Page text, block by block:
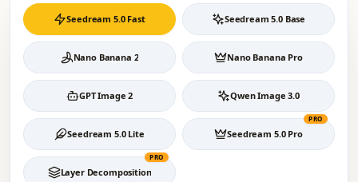
Seedream 5.0 Fast Seedream 5.0 Base
Nano Banana 2 Nano Banana Pro
GPT Image 2 Qwen Image 3.0
Seedream 5.0 Lite Seedream 5.0 Pro
PRO
Layer Decomposition
PRO